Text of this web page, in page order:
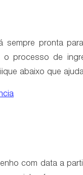
sempre pronta
processo de
abaixo que
com data a